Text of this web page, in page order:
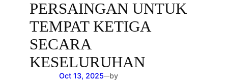
PERSAINGAN UNTUK
TEMPAT KETIGA
SECARA
KESELURUHAN
Oct 13, 2025—by